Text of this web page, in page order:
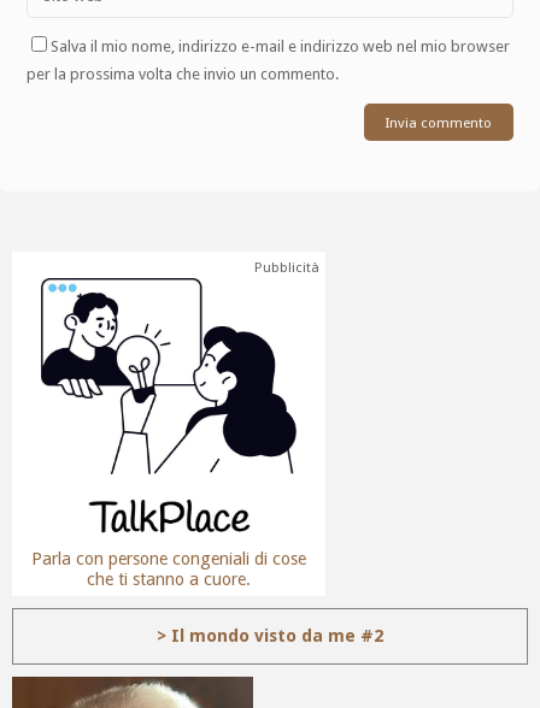
Salva il mio nome, indirizzo e-mail e indirizzo web nel mio browser
per la prossima volta che invio un commento.
Pubblicità
Parla con persone congeniali di cose
che ti stanno a cuore.
> Il mondo visto da me #2